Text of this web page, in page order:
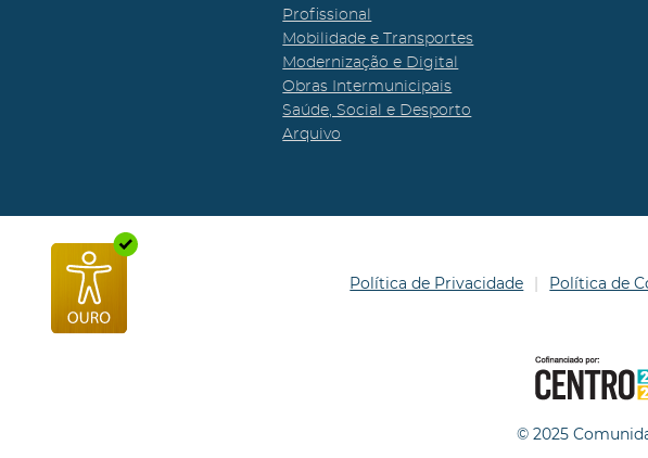
Profissional
Mobilidade e Transportes
Modernização e Digital
Obras Intermunicipais
Saúde, Social e Desporto
Arquivo
Política de Privacidade Política de
© 2025